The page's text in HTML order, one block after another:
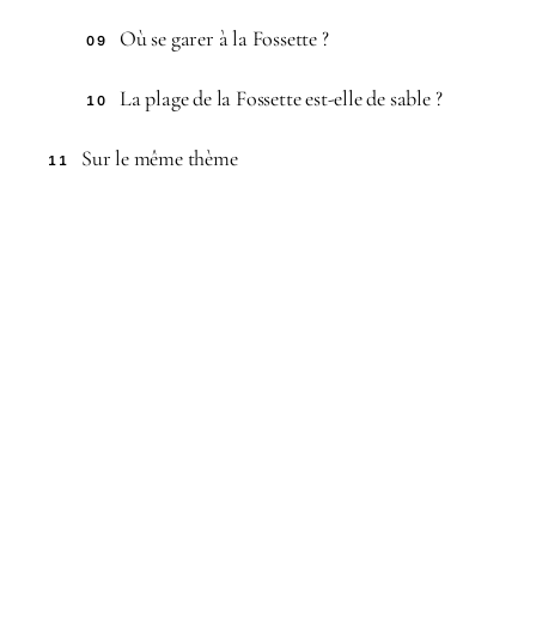
09 Où se garer à la Fossette ?
10 La plage de la Fossette est-elle de sable ?
11 Sur le même thème